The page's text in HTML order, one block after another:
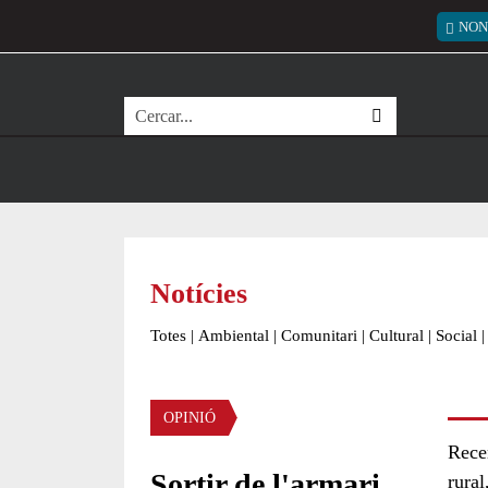
Cerca
Notícies
Totes | Ambiental | Comunitari | Cultural | Social |
OPINIÓ